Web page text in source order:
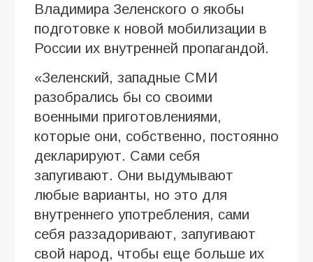
Владимира Зеленского о якобы
подготовке к новой мобилизации в
России их внутренней пропагандой.
«Зеленский, западные СМИ
разобрались бы со своими
военными приготовлениями,
которые они, собственно, постоянно
декларируют. Сами себя
запугивают. Они выдумывают
любые варианты, но это для
внутреннего употребления, сами
себя раззадоривают, запугивают
свой народ, чтобы еще больше их